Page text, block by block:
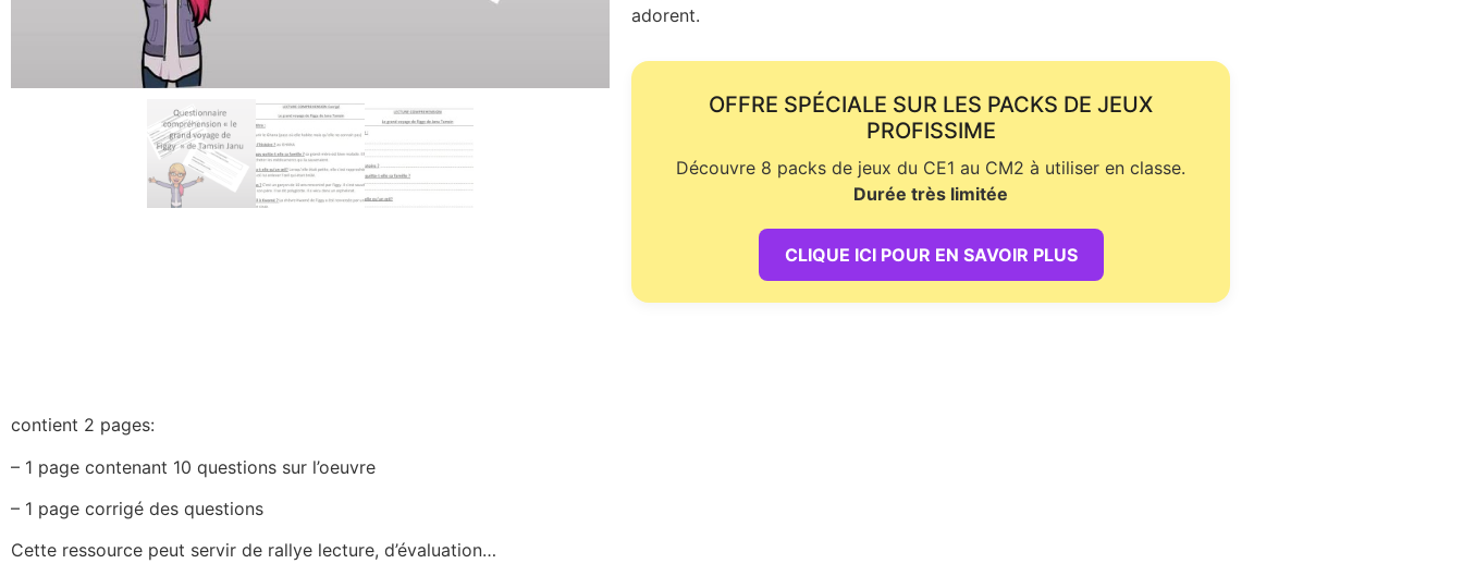
adorent.
OFFRE SPÉCIALE SUR LES PACKS DE JEUX
PROFISSIME
Découvre 8 packs de jeux du CE1 au CM2 à utiliser en classe.
Durée très limitée
CLIQUE ICI POUR EN SAVOIR PLUS
contient 2 pages:
– 1 page contenant 10 questions sur l’oeuvre
– 1 page corrigé des questions
Cette ressource peut servir de rallye lecture, d’évaluation…